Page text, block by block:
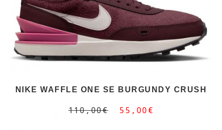
NIKE WAFFLE ONE SE BURGUNDY CRUSH
110,00€ 55,00€